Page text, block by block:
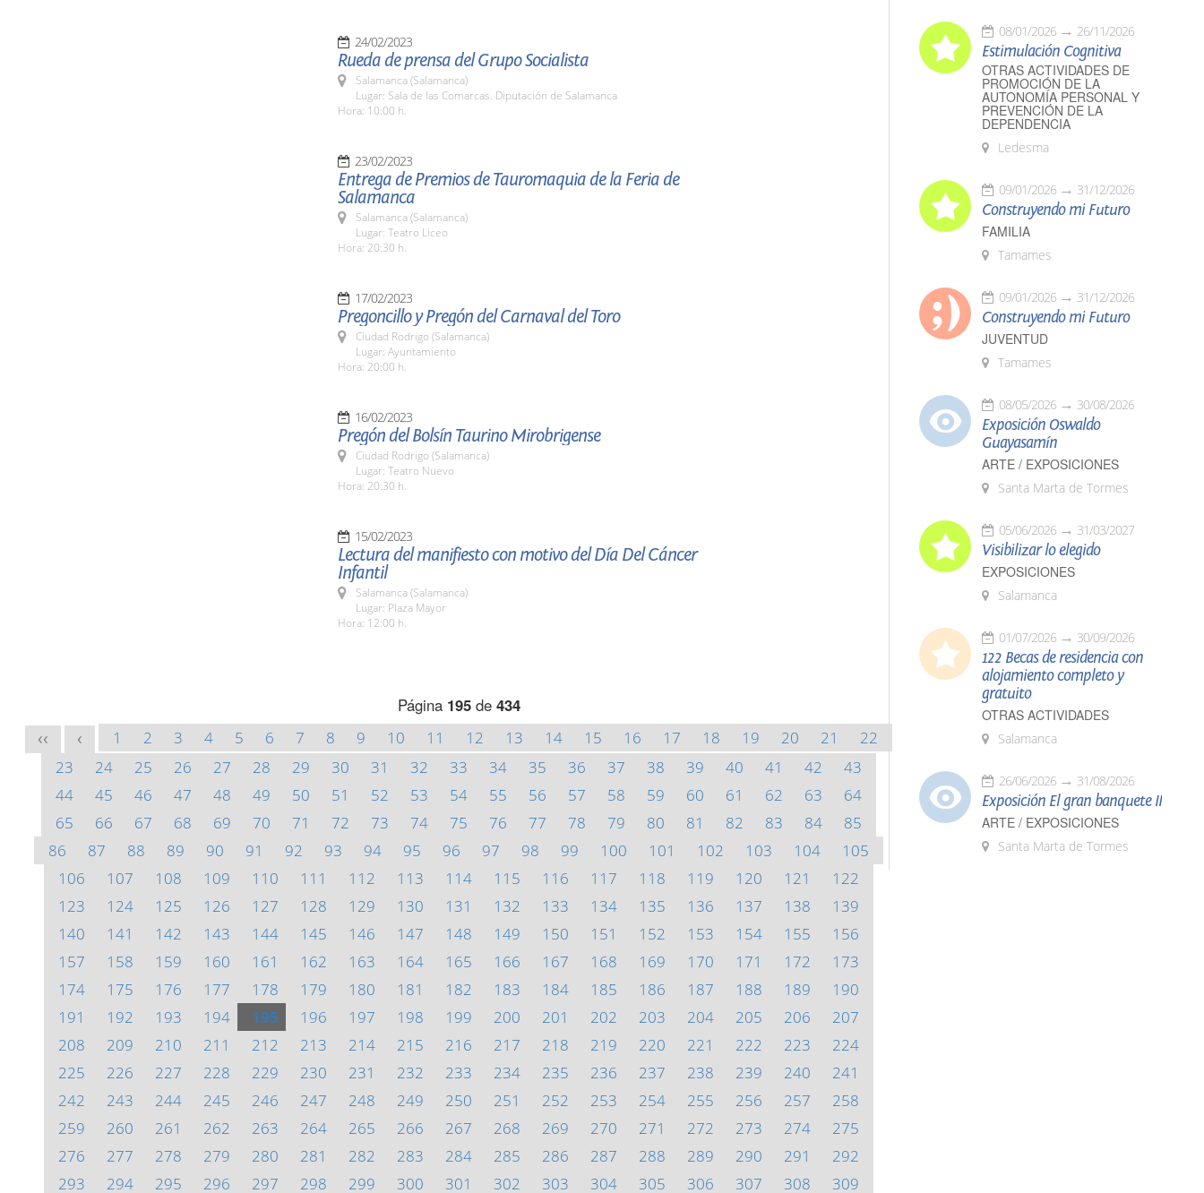
24/02/2023
Rueda de prensa del Grupo Socialista
Salamanca (Salamanca)
Lugar: Sala de las Comarcas. Diputación de Salamanca
Hora: 10:00 h.
23/02/2023
Entrega de Premios de Tauromaquia de la Feria de
Salamanca
Salamanca (Salamanca)
Lugar: Teatro Liceo
Hora: 20:30 h.
17/02/2023
Pregoncillo y Pregón del Carnaval del Toro
Ciudad Rodrigo (Salamanca)
Lugar: Ayuntamiento
Hora: 20:00 h.
16/02/2023
Pregón del Bolsín Taurino Mirobrigense
Ciudad Rodrigo (Salamanca)
Lugar: Teatro Nuevo
Hora: 20:30 h.
15/02/2023
Lectura del manifiesto con motivo del Día Del Cáncer
Infantil
Salamanca (Salamanca)
Lugar: Plaza Mayor
Hora: 12:00 h.
Página 195de 434
<< < 1 2 3 4 5 6 7 8 9 10 11 12 13 14 15 16 17 18 19 20 21
22
23
24 25 26 27 28 29 30 31 32 33 34 35 36 37 38 39 40 41 42
43
44
45 46 47 48 49 50 51 52 53 54 55 56 57 58 59 60 61 62 63
64
65
66 67 68 69 70 71 72 73 74 75 76 77 78 79 80 81 82 83 84
85
86
87 88 89 90 91 92 93 94 95 96 97 98 99 100 101 102 103 104
105
106
107 108 109 110 111 112 113 114 115 116 117 118 119 120 121
122
123
124 125 126 127 128 129 130 131 132 133 134 135 136 137 138
139
140
141 142 143 144 145 146 147 148 149 150 151 152 153 154 155
156
157
158 159 160 161 162 163 164 165 166 167 168 169 170 171 172
173
174
175 176 177 178 179 180 181 182 183 184 185 186 187 188 189
190
191
192 193 194 195 196 197 198 199 200 201 202 203 204 205 206
207
208
209 210 211 212 213 214 215 216 217 218 219 220 221 222 223
224
225
226 227 228 229 230 231 232 233 234 235 236 237 238 239 240
241
242
243 244 245 246 247 248 249 250 251 252 253 254 255 256 257
258
259
260 261 262 263 264 265 266 267 268 269 270 271 272 273 274
275
276
277 278 279 280 281 282 283 284 285 286 287 288 289 290 291
292
293
294 295 296 297 298 299 300 301 302 303 304 305 306 307 308 309
08/01/2026 26/11/2026
Estimulación Cognitiva
OTRAS ACTIVIDADES DE
PROMOCIÓN DE LA
AUTONOMÍA PERSONAL Y
PREVENCIÓN DE LA
DEPENDENCIA
Ledesma
09/01/2026 31/12/2026
Construyendo mi Futuro
FAMILIA
Tamames
09/01/2026 31/12/2026
Construyendo mi Futuro
JUVENTUD
Tamames
08/05/2026 30/08/2026
Exposición Oswaldo
Guayasamín
ARTE / EXPOSICIONES
Santa Marta de Tormes
05/06/2026 31/03/2027
Visibilizar lo elegido
EXPOSICIONES
Salamanca
01/07/2026 30/09/2026
122 Becas de residencia con
alojamiento completo y
gratuito
OTRAS ACTIVIDADES
Salamanca
26/06/2026 31/08/2026
Exposición El gran banquete II
ARTE / EXPOSICIONES
Santa Marta de Tormes